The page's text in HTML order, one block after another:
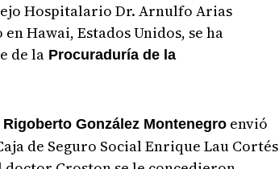
Hospitalario Dr. Arnulfo Arias
Hawai, Estados Unidos, se ha
de laProcuraduría de la
González Montenegroenvió
de Seguro Social Enrique Lau Cortés